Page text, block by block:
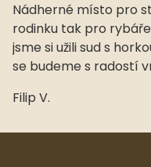
Nádherné místo pro
rodinku tak pro
jsme si užili sud s
se budeme s radostí
Filip V.